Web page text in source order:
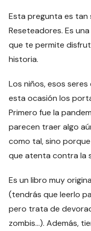
Esta pregunta es
Reseteadores. Es
que te permite
historia.
Los niños, esos
esta ocasión los
Primero fue la
parecen traer algo
como tal, sino
que atenta contra la
Es un libro muy
(tendrás que leerlo
pero trata de
zombis…). Además,